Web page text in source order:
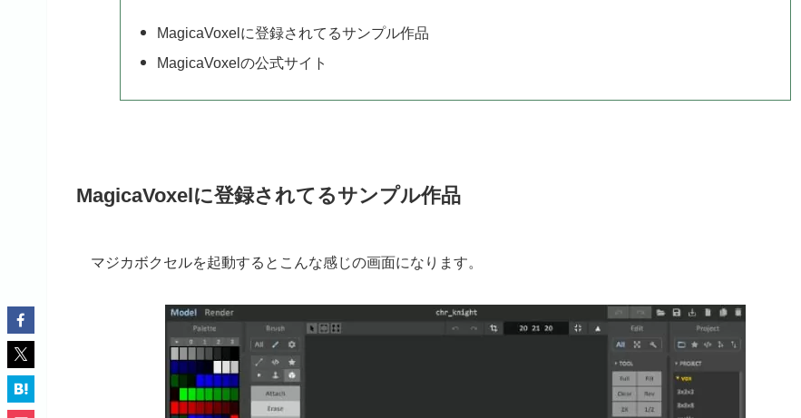
MagicaVoxelに登録されてるサンプル作品
MagicaVoxelの公式サイト
MagicaVoxelに登録されてるサンプル作品
マジカボクセルを起動するとこんな感じの画面になります。